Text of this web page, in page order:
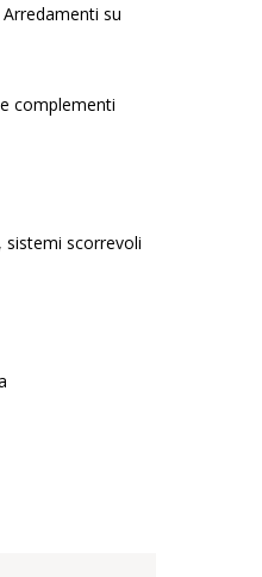
su
complementi
sistemi scorrevoli